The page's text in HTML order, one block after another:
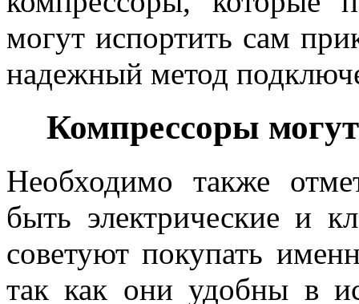
могут испортить сам
надежный метод
Компрессоры
Необходимо также
быть электрические и
советуют покупать
так как они удобны в